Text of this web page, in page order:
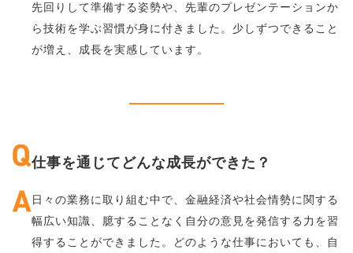
先回りして準備する姿勢や、先輩のプレゼンテーションか
ら技術を学ぶ習慣が身に付きました。少しずつできること
が増え、成長を実感しています。
仕事を通じてどんな成長ができた？
日々の業務に取り組む中で、金融経済や社会情勢に関する
幅広い知識、臆することなく自分の意見を発信する力を習
得することができました。どのような仕事においても、自